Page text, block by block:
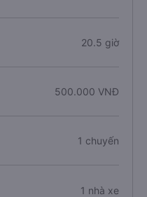
20.5 giờ
500.000 VNĐ
1 chuyến
1 nhà xe